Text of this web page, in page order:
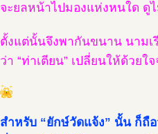
จะยลหน้าไปมองแห่งหนใด ดู
ตั้งแต่นั้นจึงพากันขนาน นาม
ว่า “ท่าเตียน” เปลี่ยนให้ด้วย
สำหรับ “ยักษ์วัดแจ้ง” นั้น ก็ถื